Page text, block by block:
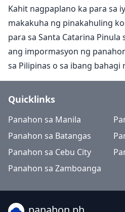
Kahit nagpaplano ka para sa
makakuha ng pinakahuling
para sa Santa Catarina Pinula
ang impormasyon ng
sa Pilipinas o sa ibang bahagi
Quicklinks
Panahon sa Manila
Panahon sa Batangas
Panahon sa Cebu City
Panahon sa Zamboanga